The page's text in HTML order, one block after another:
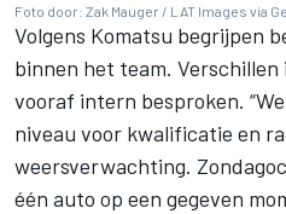
Foto door: Zak Mauger / LAT Images via
Volgens Komatsu begrijpen
binnen het team.
vooraf intern besproken.
niveau voor kwalificatie en
weersverwachting.
één auto op een gegeven